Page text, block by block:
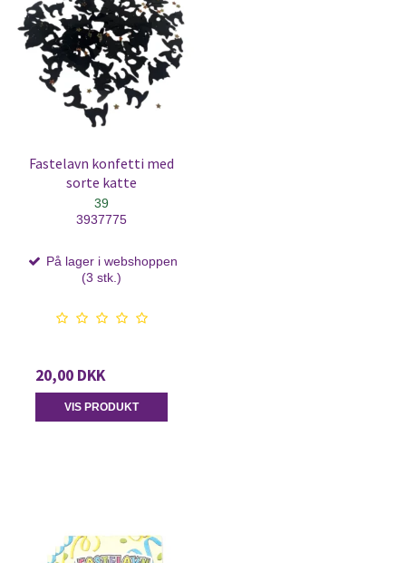
Fastelavn konfetti med
sorte katte
39
3937775
På lager i webshoppen
(3 stk.)
20,00 DKK
VIS PRODUKT